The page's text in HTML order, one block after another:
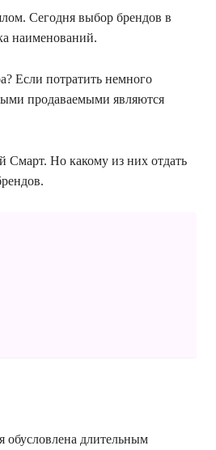
Сегодня выбор брендов в
наименований.
Если потратить немного
продаваемыми являются
Смарт. Но какому из них отдать
обусловлена длительным